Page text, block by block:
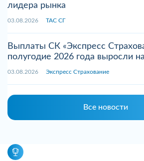
лидера рынка
03.08.2026 ТАС СГ
Выплаты СК «Экспресс
полугодие 2026 года выросли
03.08.2026 Экспресс Страхование
Все новости